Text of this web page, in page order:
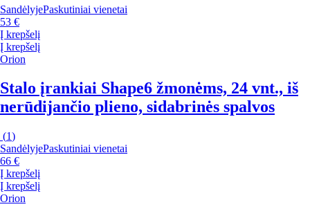
SandėlyjePaskutiniai vienetai
53 €
Į krepšelį
Į krepšelį
Orion
Stalo įrankiai Shape6 žmonėms, 24 vnt., iš
nerūdijančio plieno, sidabrinės spalvos
(1)
SandėlyjePaskutiniai vienetai
66 €
Į krepšelį
Į krepšelį
Orion